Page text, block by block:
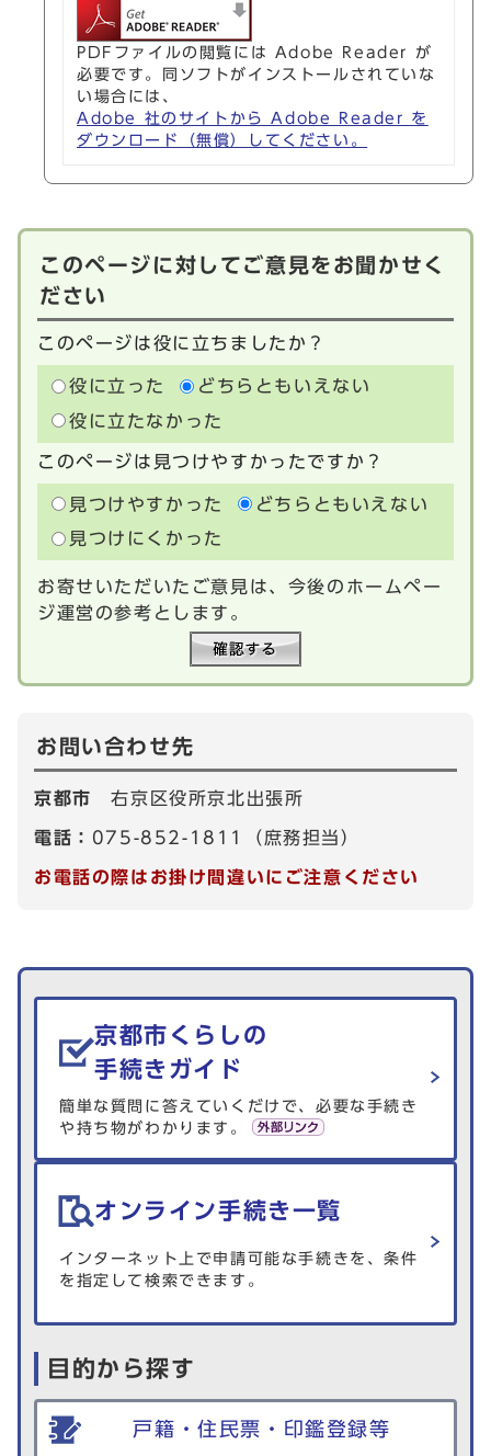
PDFファイルの閲覧には Adobe Reader が
必要です。同ソフトがインストールされていな
い場合には、
Adobe 社のサイトから Adobe Reader を
ダウンロード（無償）してください。
このページに対してご意見をお聞かせく
ださい
このページは役に立ちましたか？
役に立った
どちらともいえない
役に立たなかった
このページは見つけやすかったですか？
見つけやすかった
どちらともいえない
見つけにくかった
お寄せいただいたご意見は、今後のホームペー
ジ運営の参考とします。
お問い合わせ先
京都市右京区役所京北出張所
電話： 075-852-1811（庶務担当）
お電話の際はお掛け間違いにご注意ください
生活情報を探す
京都市くらしの
手続きガイド
簡単な質問に答えていくだけで、必要な手続き
や持ち物がわかります。
オンライン手続き一覧
インターネット上で申請可能な手続きを、条件
を指定して検索できます。
目的から探す
戸籍・住民票・印鑑登録等